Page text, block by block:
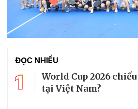
ĐỌC NHIỀU
1
World Cup 2026
tại Việt Nam?